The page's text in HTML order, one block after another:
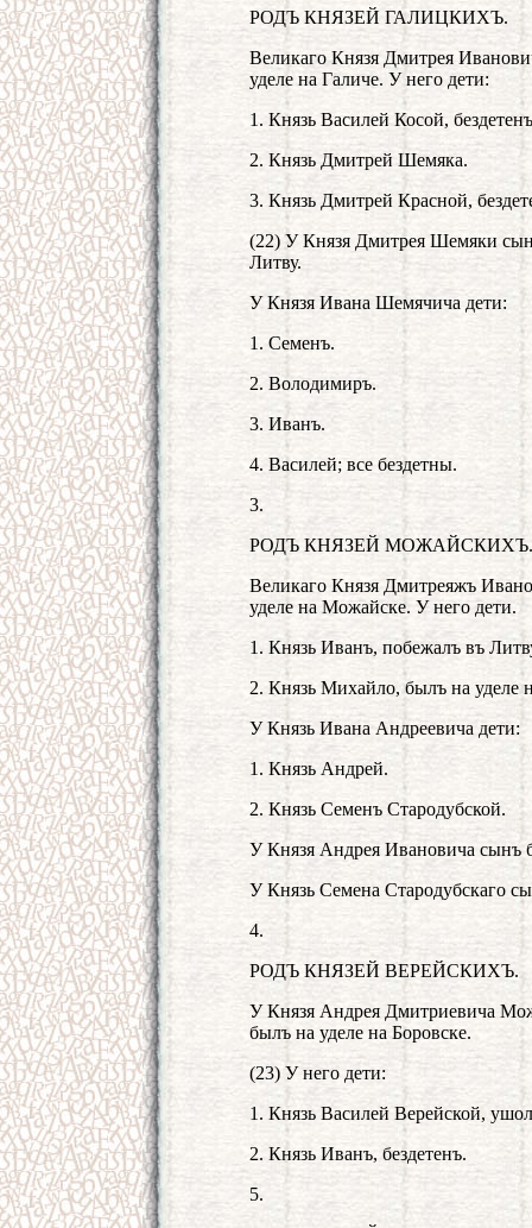
РОДЪ КНЯЗЕЙ ГАЛИЦКИХЪ.
Великаго Князя Дмитрея
уделе на Галиче. У него дети:
1. Князь Василей Косой,
2. Князь Дмитрей Шемяка.
3. Князь Дмитрей Красной,
(22) У Князя Дмитрея Шемяки
Литву.
У Князя Ивана Шемячича дети:
1. Семенъ.
2. Володимиръ.
3. Иванъ.
4. Василей; все бездетны.
3.
РОДЪ КНЯЗЕЙ МОЖАЙСКИХЪ.
Великаго Князя Дмитреяжъ
уделе на Можайске. У него дети.
1. Князь Иванъ, побежалъ въ
2. Князь Михайло, былъ на уделе
У Князь Ивана Андреевича дети:
1. Князь Андрей.
2. Князь Семенъ Стародубской.
У Князя Андрея Ивановича сынъ
У Князь Семена Стародубскаго
4.
РОДЪ КНЯЗЕЙ ВЕРЕЙСКИХЪ.
У Князя Андрея Дмитриевича
былъ на уделе на Боровске.
(23) У него дети:
1. Князь Василей Верейской,
2. Князь Иванъ, бездетенъ.
5.